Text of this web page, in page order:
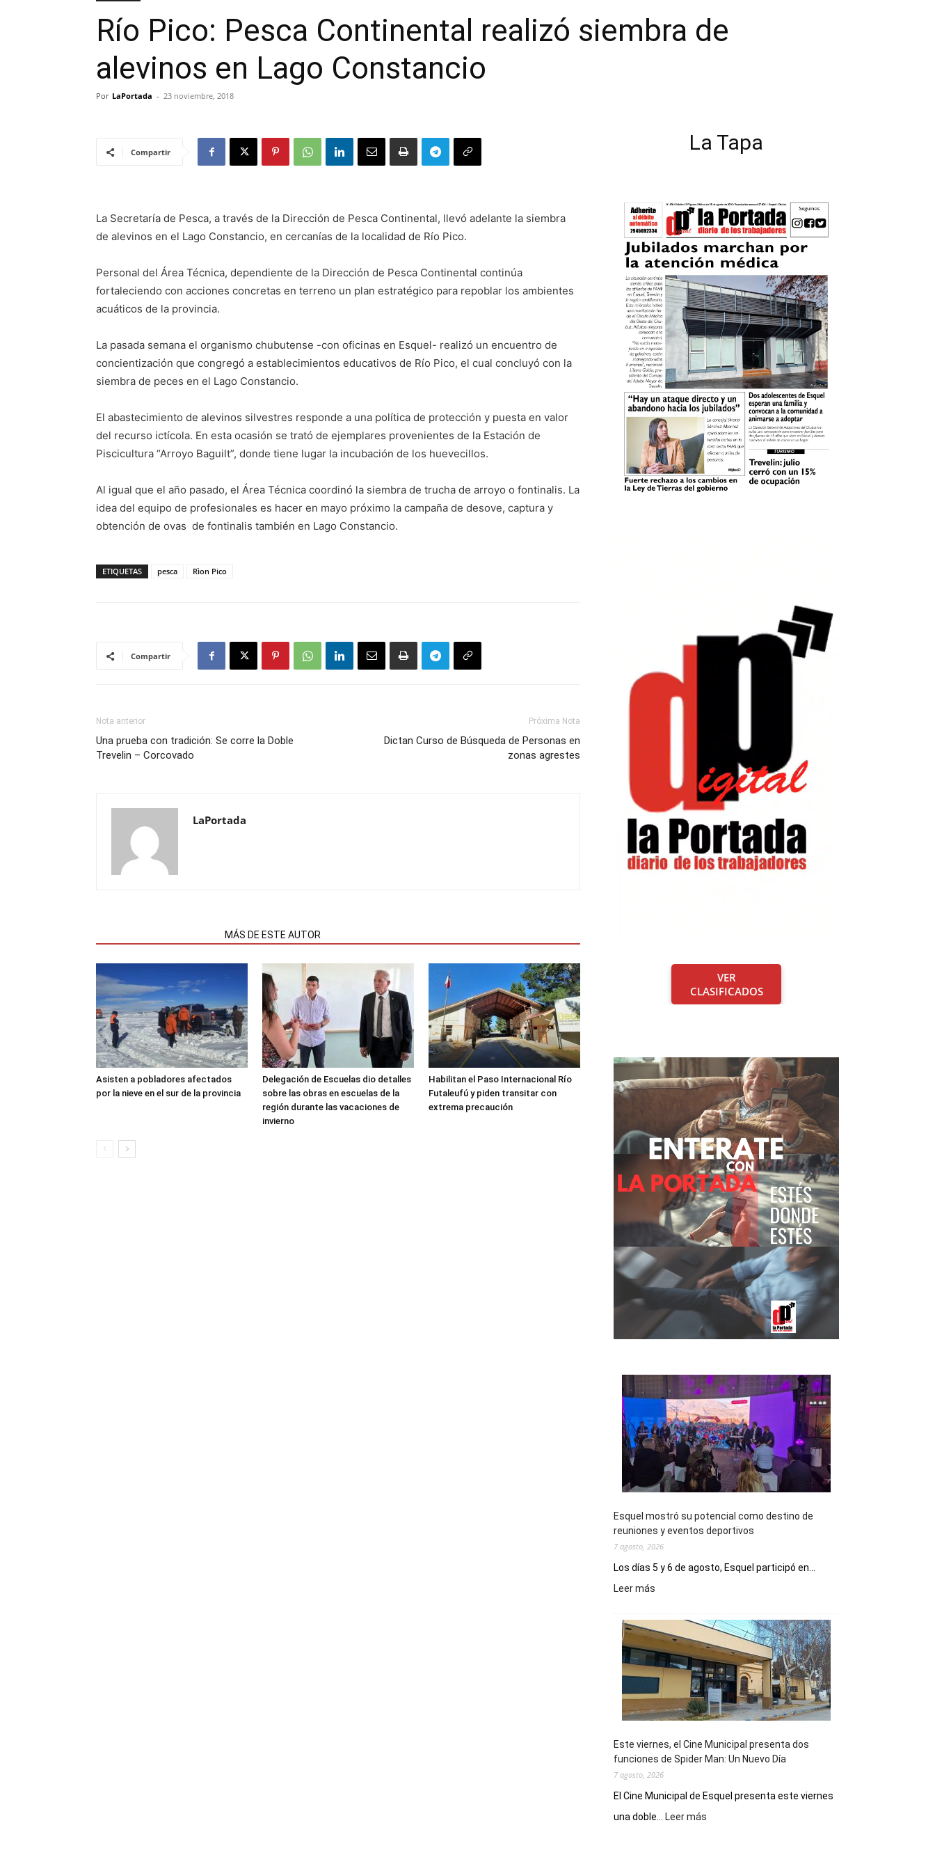
Río Pico: Pesca Continental realizó siembra de
alevinos en Lago Constancio
Por LaPortada - 23 noviembre, 2018
Compartir
La Secretaría de Pesca, a través de la Dirección de Pesca Continental, llevó adelante la siembra
de alevinos en el Lago Constancio, en cercanías de la localidad de Río Pico.
Personal del Área Técnica, dependiente de la Dirección de Pesca Continental continúa
fortaleciendo con acciones concretas en terreno un plan estratégico para repoblar los ambientes
acuáticos de la provincia.
La pasada semana el organismo chubutense -con oficinas en Esquel- realizó un encuentro de
concientización que congregó a establecimientos educativos de Río Pico, el cual concluyó con la
siembra de peces en el Lago Constancio.
El abastecimiento de alevinos silvestres responde a una política de protección y puesta en valor
del recurso ictícola. En esta ocasión se trató de ejemplares provenientes de la Estación de
Piscicultura “Arroyo Baguilt”, donde tiene lugar la incubación de los huevecillos.
Al igual que el año pasado, el Área Técnica coordinó la siembra de trucha de arroyo o fontinalis. La
idea del equipo de profesionales es hacer en mayo próximo la campaña de desove, captura y
obtención de ovas de fontinalis también en Lago Constancio.
ETIQUETAS pesca Rìon Pico
Compartir
Nota anterior
Una prueba con tradición: Se corre la Doble
Trevelin – Corcovado
Próxima Nota
Dictan Curso de Búsqueda de Personas en
zonas agrestes
LaPortada
MÁS DE ESTE AUTOR
Asisten a pobladores afectados
por la nieve en el sur de la provincia
Delegación de Escuelas dio detalles
sobre las obras en escuelas de la
región durante las vacaciones de
invierno
Habilitan el Paso Internacional Río
Futaleufú y piden transitar con
extrema precaución
La Tapa
VER
CLASIFICADOS
Esquel mostró su potencial como destino de
reuniones y eventos deportivos
7 agosto, 2026
Los días 5 y 6 de agosto, Esquel participó en...
Leer más
su
potencial
como
destino
de
reuniones
y
deportivos
Este viernes, el Cine Municipal presenta dos
funciones de Spider Man: Un Nuevo Día
7 agosto, 2026
El Cine Municipal de Esquel presenta este viernes
una doble...
Leer más